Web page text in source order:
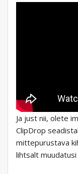
Ja just nii, olete
ClipDrop
mittepurustava
lihtsalt muudatusi